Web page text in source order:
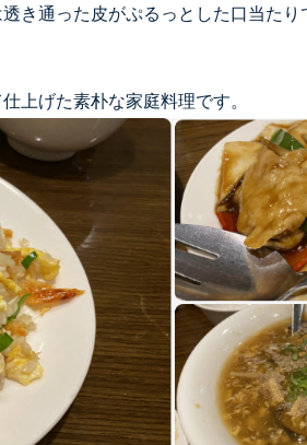
き通った皮がぷるっとした口当た
上げた素朴な家庭料理です。